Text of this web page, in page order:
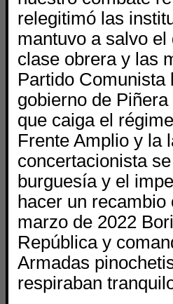
relegitimó las
mantuvo a salvo
clase obrera y las
Partido Comunista
gobierno de
que caiga el
Frente Amplio y la
concertacionista
burguesía y el
hacer un
marzo de 2022
República y
Armadas
respiraban